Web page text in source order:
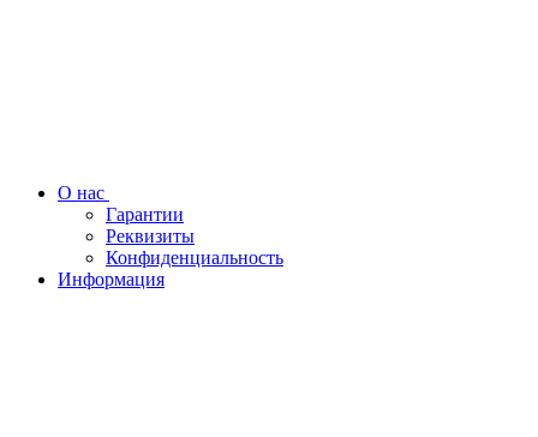
О нас
Гарантии
Реквизиты
Конфиденциальность
Информация